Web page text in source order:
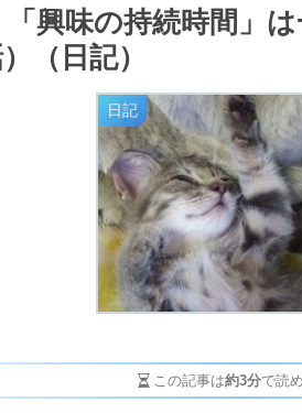
興味の持続時間」
（日記）
日記
この記事は約3分で読